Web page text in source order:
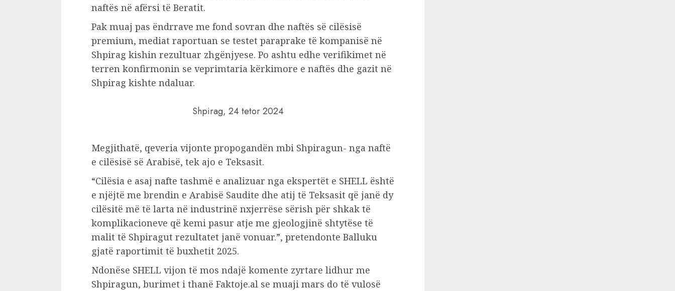
naftës në afërsi të Beratit.
Pak muaj pas ëndrrave me fond sovran dhe naftës së cilësisë
premium, mediat raportuan se testet paraprake të kompanisë në
Shpirag kishin rezultuar zhgënjyese. Po ashtu edhe verifikimet në
terren konfirmonin se veprimtaria kërkimore e naftës dhe gazit në
Shpirag kishte ndaluar.
Shpirag, 24 tetor 2024
Megjithatë, qeveria vijonte propogandën mbi Shpiragun- nga naftë
e cilësisë së Arabisë, tek ajo e Teksasit.
“Cilësia e asaj nafte tashmë e analizuar nga ekspertët e SHELL është
e njëjtë me brendin e Arabisë Saudite dhe atij të Teksasit që janë dy
cilësitë më të larta në industrinë nxjerrëse sërish për shkak të
komplikacioneve që kemi pasur atje me gjeologjinë shtytëse të
malit të Shpiragut rezultatet janë vonuar.”, pretendonte Balluku
gjatë raportimit të buxhetit 2025.
Ndonëse SHELL vijon të mos ndajë komente zyrtare lidhur me
Shpiragun, burimet i thanë Faktoje.al se muaji mars do të vulosë